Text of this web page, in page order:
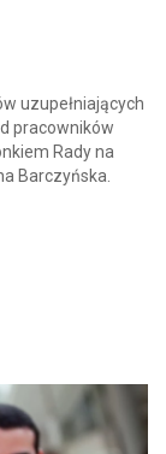
uzupełniających
pracowników
Rady na
Barczyńska.